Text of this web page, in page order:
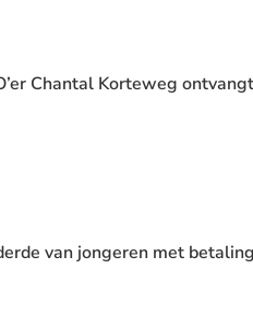
Chantal Korteweg
van jongeren met